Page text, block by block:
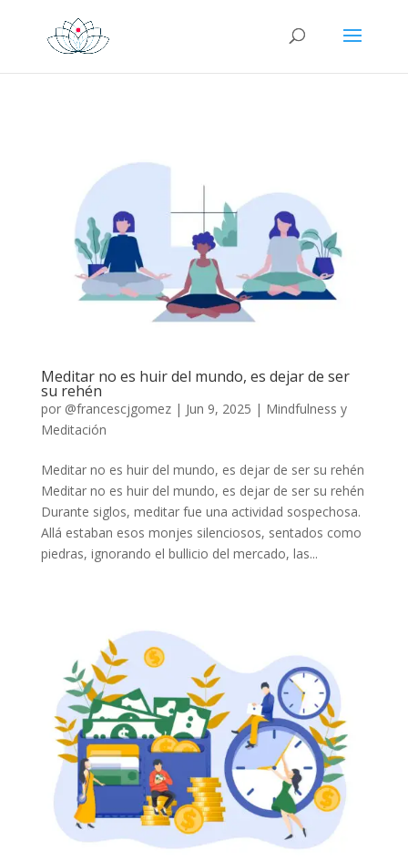
Meditar no es huir del mundo, es dejar de ser
su rehén
por @francescjgomez| Jun 9, 2025 | Mindfulness y
Meditación
Meditar no es huir del mundo, es dejar de ser su rehén
Meditar no es huir del mundo, es dejar de ser su rehén
Durante siglos, meditar fue una actividad sospechosa.
Allá estaban esos monjes silenciosos, sentados como
piedras, ignorando el bullicio del mercado, las...